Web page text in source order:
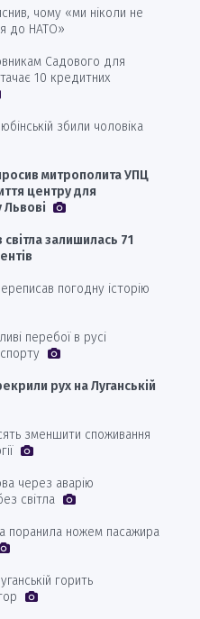
чому «ми ніколи не
до НАТО»
Садового для
10 кредитних
збили чоловіка
митрополита УПЦ
центру для
Львові
залишилась 71
погодну історію
перебої в русі
рух на Луганській
зменшити споживання
через аварію
світла
поранила ножем пасажира
горить